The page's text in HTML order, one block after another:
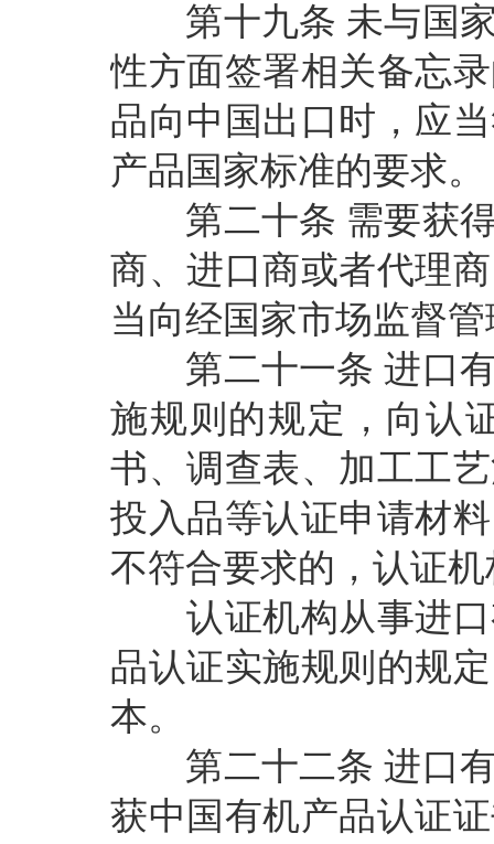
第十九条 未与国
性方面签署相关备忘
品向中国出口时，应
产品国家标准的要求。
第二十条 需要获
商、进口商或者代理
当向经国家市场监督
第二十一条 进口
施规则的规定，向认
书、调查表、加工工
投入品等认证申请材
不符合要求的，认证
认证机构从事进口
品认证实施规则的规
本。
第二十二条 进口
获中国有机产品认证